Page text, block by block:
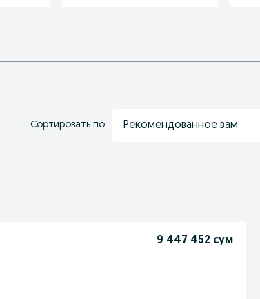
Сортировать по: Рекомендованное вам
9 447 452 сум